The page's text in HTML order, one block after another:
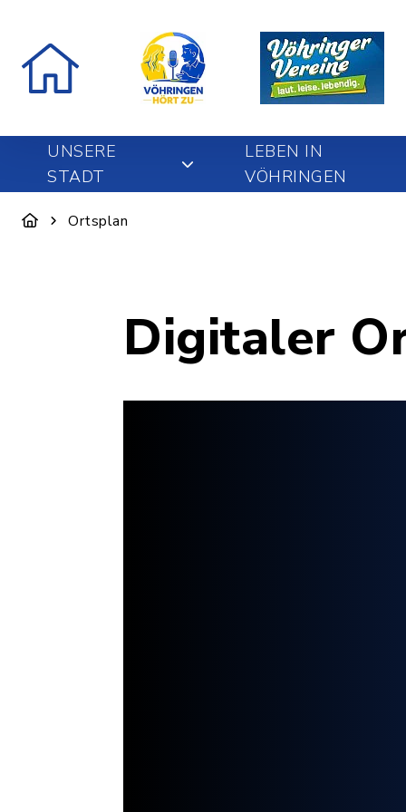
UNSERE
STADT
LEBEN IN
VÖHRINGEN
Ortsplan
Digitaler